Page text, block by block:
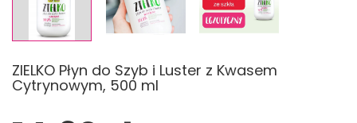
ZIELKO Płyn do Szyb i Luster z Kwasem
Cytrynowym, 500 ml